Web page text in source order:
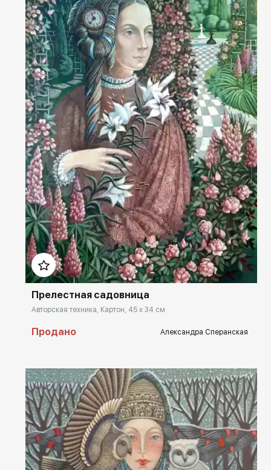
Домен: rakovgallery.ru
Прелестная садовница
Авторская техника, Картон, 45 x 34 см
Продано Александра Сперанская